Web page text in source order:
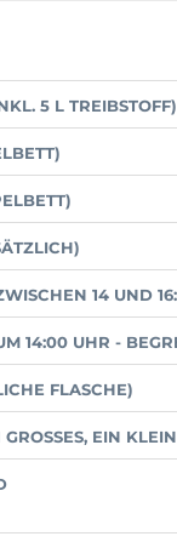
5 L TREIBSTOFF)
14 UND
14:00 UHR -
FLASCHE)
EIN